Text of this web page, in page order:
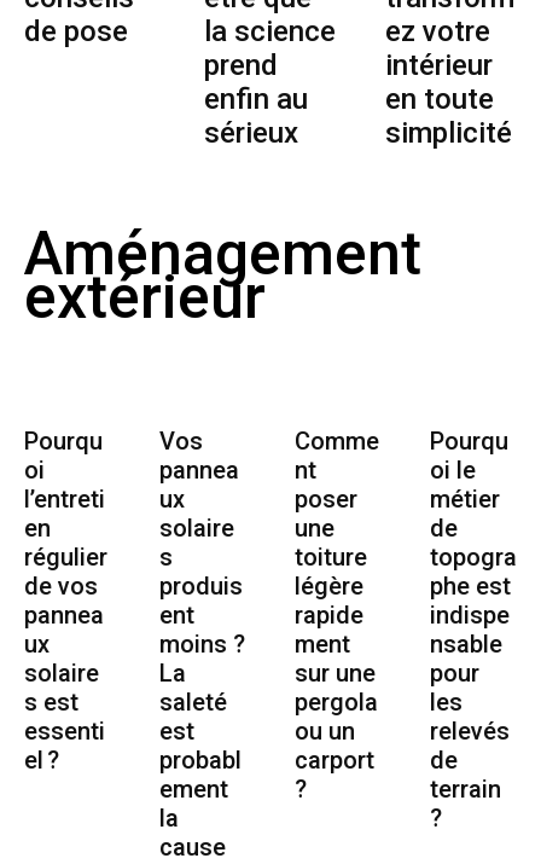
de pose
la science
prend
enfin au
sérieux
ez votre
intérieur
en toute
simplicité
Aménagement
extérieur
Pourqu
oi
l’entreti
en
régulier
de vos
pannea
ux
solaire
s est
essenti
el ?
Vos
pannea
ux
solaire
s
produis
ent
moins ?
La
saleté
est
probabl
ement
la
cause
Comme
nt
poser
une
toiture
légère
rapide
ment
sur une
pergola
ou un
carport
?
Pourqu
oi le
métier
de
topogra
phe est
indispe
nsable
pour
les
relevés
de
terrain
?